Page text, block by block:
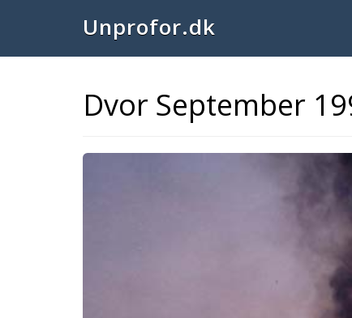
Unprofor.dk
Dvor September
Previous